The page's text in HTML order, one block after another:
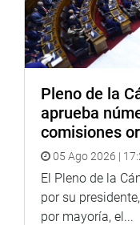
INHIBICIÓN
La comisión se
11463/2024-CR,
escala del incentivo
276 para el
nivel nacional.
También, al
la Ley que declara el
Día Nacional de la
Pleno de la
aprueba
comisiones
05 Ago 2026 |
El Pleno de la
por su
por mayoría, el...